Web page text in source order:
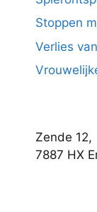
Stoppen
Verlies
Zende 12,
7887 HX